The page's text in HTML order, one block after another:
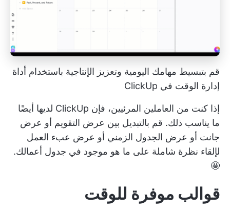
قم بتبسيط مهامك اليومية وتعزيز الإنتاجية باستخدام أداة
إدارة الوقت في ClickUp
إذا كنت من العاملين المرئيين، فإن ClickUp لديها أيضًا
ما يناسب ذلك. قم بالتبديل بين عرض التقويم أو عرض
جانت أو عرض الجدول الزمني أو عرض عبء العمل
لإلقاء نظرة شاملة على ما هو موجود في جدول أعمالك.
🤩
قوالب موفرة للوقت